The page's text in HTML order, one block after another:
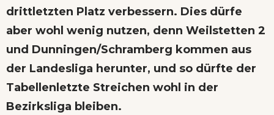
drittletzten Platz verbessern. Dies dürfe
aber wohl wenig nutzen, denn Weilstetten 2
und Dunningen/Schramberg kommen aus
der Landesliga herunter, und so dürfte der
Tabellenletzte Streichen wohl in der
Bezirksliga bleiben.